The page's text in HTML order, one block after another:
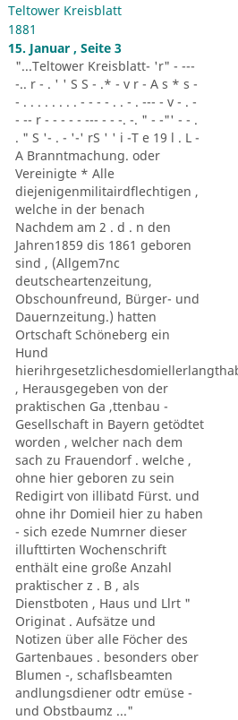
Teltower Kreisblatt
1881
15. Januar , Seite 3
"...Teltower Kreisblatt- 'r" - ---
-.. r - . ' ' S S - .* - v r - A s * s -
- . . . . . . . . - - - - . . - . --- - v - . -
- -- r - - - - - --- - - -. -. " - -"' - - .
. " S '- . - '-' rS ' ' i -T e 19 l . L -
A Branntmachung. oder
Vereinigte * Alle
diejenigenmilitairdflechtigen ,
welche in der benach
Nachdem am 2 . d . n den
Jahren1859 dis 1861 geboren
sind , (Allgem7nc
deutscheartenzeitung,
Obschounfreund, Bürger- und
Dauernzeitung.) hatten
Ortschaft Schöneberg ein
Hund
, Herausgegeben von der
praktischen Ga ,ttenbau -
Gesellschaft in Bayern getödtet
worden , welcher nach dem
sach zu Frauendorf . welche ,
ohne hier geboren zu sein
Redigirt von illibatd Fürst. und
ohne ihr Domieil hier zu haben
- sich ezede Numrner dieser
illufttirten Wochenschrift
enthält eine große Anzahl
praktischer z . B , als
Dienstboten , Haus und Llrt "
Originat . Aufsätze und
Notizen über alle Föcher des
Gartenbaues . besonders ober
Blumen -, schaflsbeamten
andlungsdiener odtr emüse -
und Obstbaumz ..."